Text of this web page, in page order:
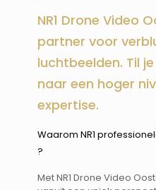
NR1 Drone Video
partner voor
luchtbeelden. Til
naar een hoger
expertise.
Waarom NR1
? ​​
Met NR1 Drone Video